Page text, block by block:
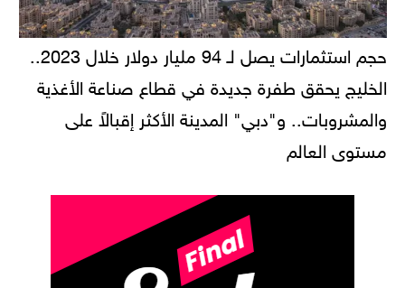
الخليج يحقق طفرة جديدة في قطاع صناعة الأغذية
والمشروبات.. و"دبي" المدينة الأكثر إقبالاً على
مستوى العالم